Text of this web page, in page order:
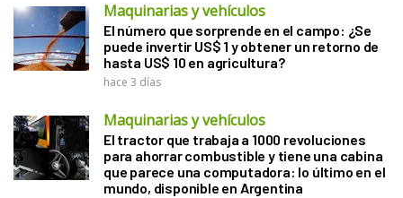
Maquinarias y vehículos
El número que sorprende en el campo: ¿Se
puede invertir US$ 1 y obtener un retorno de
hasta US$ 10 en agricultura?
hace 3 días
Maquinarias y vehículos
El tractor que trabaja a 1000 revoluciones
para ahorrar combustible y tiene una cabina
que parece una computadora: lo último en el
mundo, disponible en Argentina